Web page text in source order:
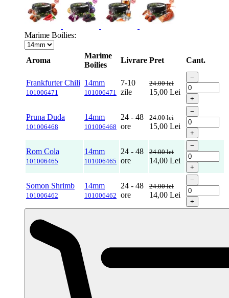
Marime Boilies:
Aroma
Marime
Boilies
Livrare Pret Cant.
Frankfurter Chili
101006471
14mm
101006471
7-10
zile
24.00 lei
15,00 Lei
−
+
Pruna Duda
101006468
14mm
101006468
24 - 48
ore
24.00 lei
15,00 Lei
−
+
Rom Cola
101006465
14mm
101006465
24 - 48
ore
24.00 lei
14,00 Lei
−
+
Somon Shrimb
101006462
14mm
101006462
24 - 48
ore
24.00 lei
14,00 Lei
−
+